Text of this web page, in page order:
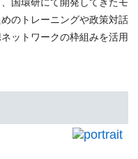
のトレーニングや政策対話
ットワークの枠組みを活用